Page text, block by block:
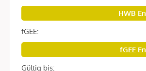
Diese hochwertig ausgestattete
fertiggestellten NeubauprojektSOPHIEin
des 9. Wiener Gemeindebezirks.
Die Einheit überzeugt durch ein
helle Räume und eine angenehme
HWB
fGEE:
fGEE
Gültig bis: